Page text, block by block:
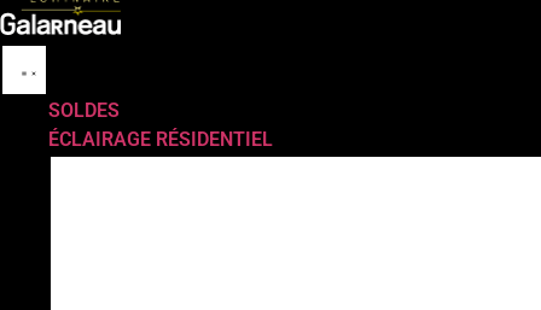
SOLDES
ÉCLAIRAGE RÉSIDENTIEL